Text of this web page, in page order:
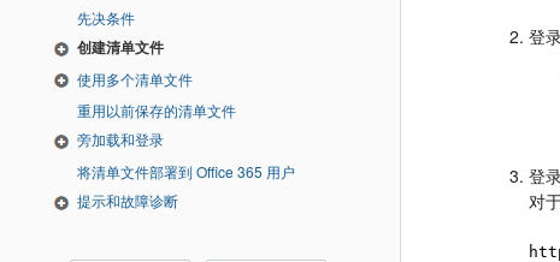
先决条件
创建清单文件
使用多个清单文件
重用以前保存的清单文件
旁加载和登录
将清单文件部署到 Office 365 用户
提示和故障诊断
登
登
对